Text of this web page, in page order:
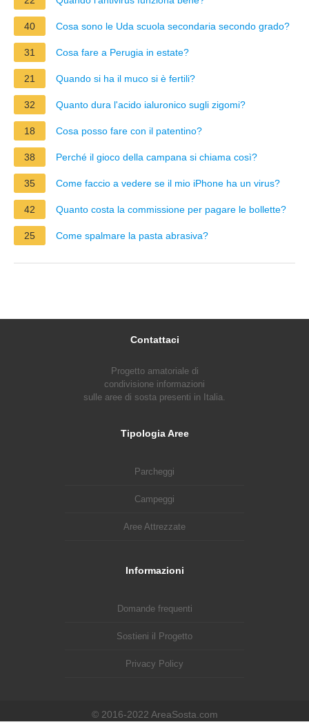
40 Cosa sono le Uda scuola secondaria secondo grado?
31 Cosa fare a Perugia in estate?
21 Quando si ha il muco si è fertili?
32 Quanto dura l'acido ialuronico sugli zigomi?
18 Cosa posso fare con il patentino?
38 Perché il gioco della campana si chiama così?
35 Come faccio a vedere se il mio iPhone ha un virus?
42 Quanto costa la commissione per pagare le bollette?
25 Come spalmare la pasta abrasiva?
Contattaci
Progetto amatoriale di
condivisione informazioni
sulle aree di sosta presenti in Italia.
Tipologia Aree
Parcheggi
Campeggi
Aree Attrezzate
Informazioni
Domande frequenti
Sostieni il Progetto
Privacy Policy
© 2016-2022 AreaSosta.com